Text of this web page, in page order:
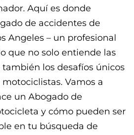
Aquí es donde
de accidentes de
Angeles – un profesional
que no solo entiende las
también los desafíos únicos
Vamos a
un Abogado de
y cómo pueden ser
en tu búsqueda de